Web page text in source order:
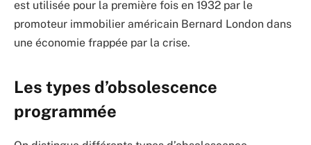
est utilisée pour la première fois en 1932 par le
promoteur immobilier américain Bernard London dans
une économie frappée par la crise.
Les types d’obsolescence
programmée